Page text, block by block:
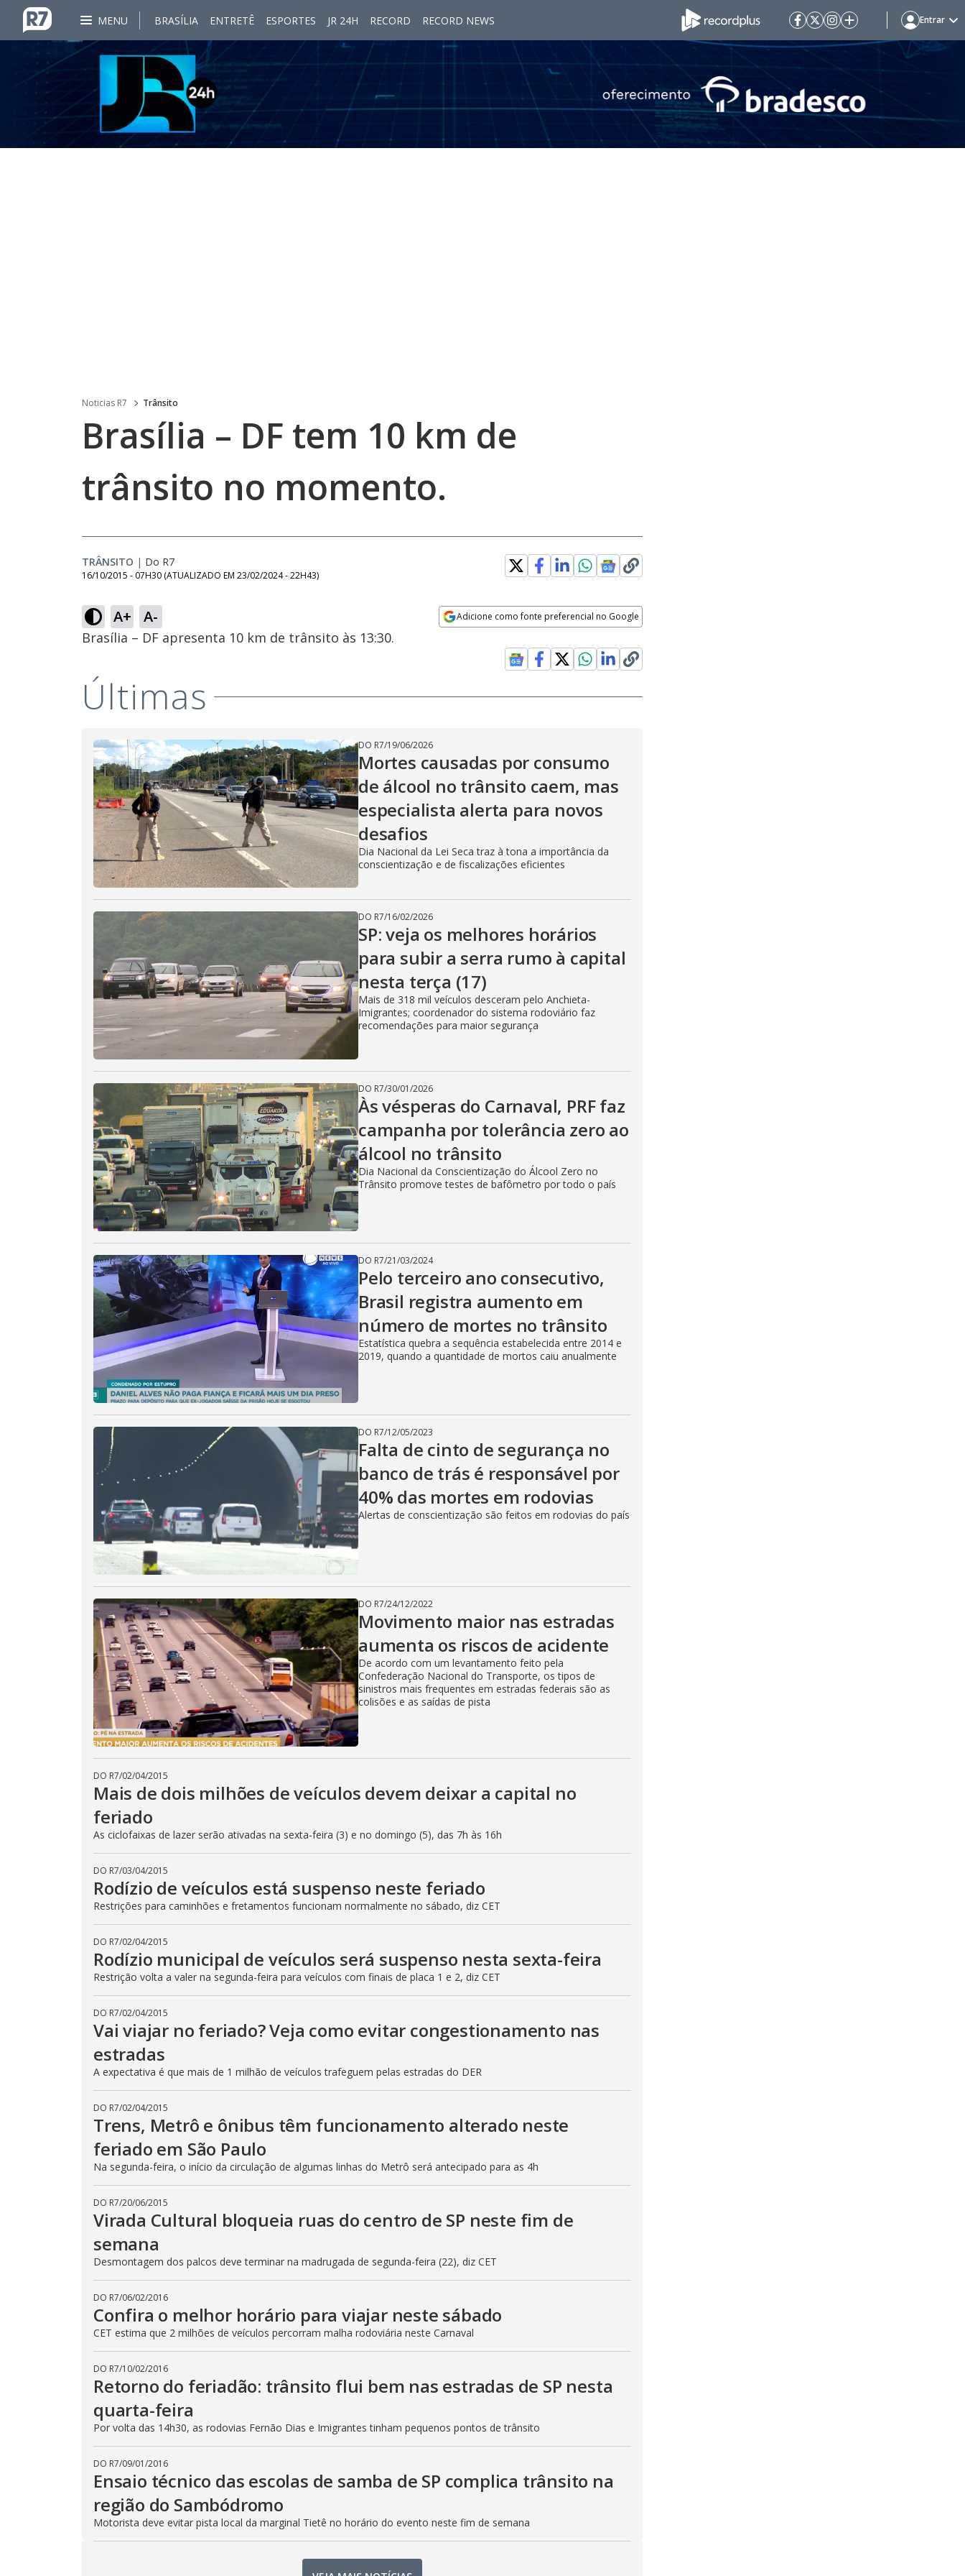
MENU BRASÍLIA ENTRETÊ ESPORTES JR 24H RECORD RECORD NEWS Entrar
Noticias R7 Trânsito
Brasília – DF tem 10 km de
trânsito no momento.
TRÂNSITO | Do R7
16/10/2015 - 07H30 (ATUALIZADO EM 23/02/2024 - 22H43)
A+ A- Adicione como fonte preferencial no Google
Brasília – DF apresenta 10 km de trânsito às 13:30.
Últimas
DO R7/19/06/2026
Mortes causadas por consumo
de álcool no trânsito caem, mas
especialista alerta para novos
desafios
Dia Nacional da Lei Seca traz à tona a importância da
conscientização e de fiscalizações eficientes
DO R7/16/02/2026
SP: veja os melhores horários
para subir a serra rumo à capital
nesta terça (17)
Mais de 318 mil veículos desceram pelo Anchieta-
Imigrantes; coordenador do sistema rodoviário faz
recomendações para maior segurança
DO R7/30/01/2026
Às vésperas do Carnaval, PRF faz
campanha por tolerância zero ao
álcool no trânsito
Dia Nacional da Conscientização do Álcool Zero no
Trânsito promove testes de bafômetro por todo o país
DO R7/21/03/2024
Pelo terceiro ano consecutivo,
Brasil registra aumento em
número de mortes no trânsito
Estatística quebra a sequência estabelecida entre 2014 e
2019, quando a quantidade de mortos caiu anualmente
DO R7/12/05/2023
Falta de cinto de segurança no
banco de trás é responsável por
40% das mortes em rodovias
Alertas de conscientização são feitos em rodovias do país
DO R7/24/12/2022
Movimento maior nas estradas
aumenta os riscos de acidente
De acordo com um levantamento feito pela
Confederação Nacional do Transporte, os tipos de
sinistros mais frequentes em estradas federais são as
colisões e as saídas de pista
DO R7/02/04/2015
Mais de dois milhões de veículos devem deixar a capital no
feriado
As ciclofaixas de lazer serão ativadas na sexta-feira (3) e no domingo (5), das 7h às 16h
DO R7/03/04/2015
Rodízio de veículos está suspenso neste feriado
Restrições para caminhões e fretamentos funcionam normalmente no sábado, diz CET
DO R7/02/04/2015
Rodízio municipal de veículos será suspenso nesta sexta-feira
Restrição volta a valer na segunda-feira para veículos com finais de placa 1 e 2, diz CET
DO R7/02/04/2015
Vai viajar no feriado? Veja como evitar congestionamento nas
estradas
A expectativa é que mais de 1 milhão de veículos trafeguem pelas estradas do DER
DO R7/02/04/2015
Trens, Metrô e ônibus têm funcionamento alterado neste
feriado em São Paulo
Na segunda-feira, o início da circulação de algumas linhas do Metrô será antecipado para as 4h
DO R7/20/06/2015
Virada Cultural bloqueia ruas do centro de SP neste fim de
semana
Desmontagem dos palcos deve terminar na madrugada de segunda-feira (22), diz CET
DO R7/06/02/2016
Confira o melhor horário para viajar neste sábado
CET estima que 2 milhões de veículos percorram malha rodoviária neste Carnaval
DO R7/10/02/2016
Retorno do feriadão: trânsito flui bem nas estradas de SP nesta
quarta-feira
Por volta das 14h30, as rodovias Fernão Dias e Imigrantes tinham pequenos pontos de trânsito
DO R7/09/01/2016
Ensaio técnico das escolas de samba de SP complica trânsito na
região do Sambódromo
Motorista deve evitar pista local da marginal Tietê no horário do evento neste fim de semana